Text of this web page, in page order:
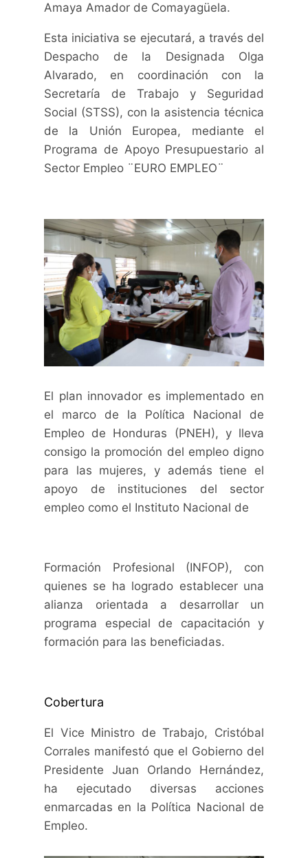
Amaya Amador de Comayagüela.
Esta iniciativa se ejecutará, a través del
Despacho de la Designada Olga
Alvarado, en coordinación con la
Secretaría de Trabajo y Seguridad
Social (STSS), con la asistencia técnica
de la Unión Europea, mediante el
Programa de Apoyo Presupuestario al
Sector Empleo ¨EURO EMPLEO¨
El plan innovador es implementado en
el marco de la Política Nacional de
Empleo de Honduras (PNEH), y lleva
consigo la promoción del empleo digno
para las mujeres, y además tiene el
apoyo de instituciones del sector
empleo como el Instituto Nacional de
Formación Profesional (INFOP), con
quienes se ha logrado establecer una
alianza orientada a desarrollar un
programa especial de capacitación y
formación para las beneficiadas.
Cobertura
El Vice Ministro de Trabajo, Cristóbal
Corrales manifestó que el Gobierno del
Presidente Juan Orlando Hernández,
ha ejecutado diversas acciones
enmarcadas en la Política Nacional de
Empleo.